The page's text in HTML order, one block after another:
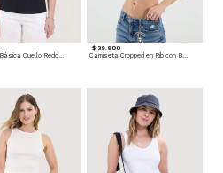
Camiseta Básica Cuello Redondo
$ 39.900
Camiseta Cropped en Rib con Botones